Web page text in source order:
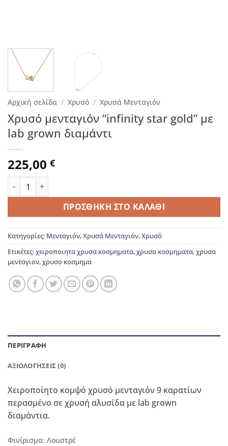
Αρχική σελίδα / Χρυσό / Χρυσά Μενταγιόν
Χρυσό μενταγιόν “infinity star gold” με
lab grown διαμάντι
225,00 €
Χρυσό μενταγιόν "infinity star gold" με lab grown διαμάντι
ΠΡΟΣΘΉΚΗ ΣΤΟ ΚΑΛΆΘΙ
Κατηγορίες: Μενταγιόν,Χρυσά Μενταγιόν,Χρυσό
Ετικέτες:χειροποιητα χρυσα κοσμηματα,χρυσα κοσμηματα,χρυσα
μενταγιον,χρυσο κοσμημα
ΠΕΡΙΓΡΑΦΉ
ΑΞΙΟΛΟΓΉΣΕΙΣ (0)
Χειροποίητο κομψό χρυσό μενταγιόν 9 καρατίων
περασμένο σε χρυσή αλυσίδα με lab grown
διαμάντια.
Φινίρισμα: Λουστρέ